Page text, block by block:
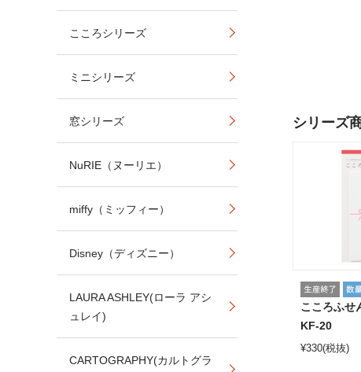
シリーズ
こころふ
KF-20
¥330(税抜)
こころシリーズ
ミニシリーズ
窓シリーズ
NuRIE（ヌーリエ）
miffy（ミッフィー）
Disney（ディズニー）
LAURA ASHLEY(ローラ アシ
ュレイ)
CARTOGRAPHY(カルトグラ